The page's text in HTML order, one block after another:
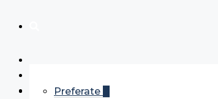
Preferate